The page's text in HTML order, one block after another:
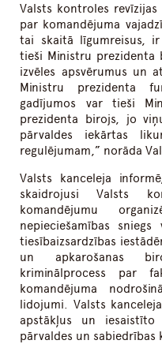
Valsts kontroles
par komandējuma
tai skaitā līgumreisus,
tieši Ministru
izvēles apsvērumus un
Ministru prezidenta
gadījumos var tieši
prezidenta birojs, jo
pārvaldes iekārtas
regulējumam,” norāda
Valsts kanceleja
skaidrojusi Valsts
komandējumu
nepieciešamības
tiesībaizsardzības
un apkarošanas
kriminālprocess par
komandējuma
lidojumi. Valsts
apstākļus un
pārvaldes un sabiedrības